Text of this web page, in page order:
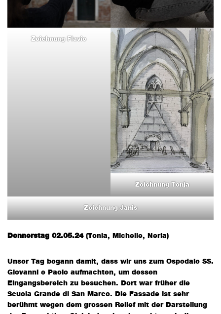
Zeichnung Flavio
Zeichnung Tonja
Zeichnung Janis
Donnerstag 02.05.24 (Tonia, Michelle, Neria)
Unser Tag begann damit, dass wir uns zum Ospedale SS.
Giovanni e Paolo aufmachten, um dessen
Eingangsbereich zu besuchen. Dort war früher die
Scuola Grande di San Marco. Die Fassade ist sehr
berühmt wegen dem grossen Relief mit der Darstellung